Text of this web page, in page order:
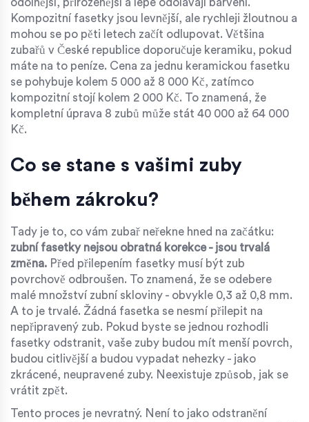
Kompozitní fasetky jsou levnější, ale rychleji žloutnou a
mohou se po pěti letech začít odlupovat. Většina
zubařů v České republice doporučuje keramiku, pokud
máte na to peníze. Cena za jednu keramickou fasetku
se pohybuje kolem 5 000 až 8 000 Kč, zatímco
kompozitní stojí kolem 2 000 Kč. To znamená, že
kompletní úprava 8 zubů může stát 40 000 až 64 000
Kč.
Co se stane s vašimi zuby
během zákroku?
Tady je to, co vám zubař neřekne hned na začátku:
zubní fasetky nejsou obratná korekce - jsou trvalá
změna. Před přilepením fasetky musí být zub
povrchově odbroušen. To znamená, že se odebere
malé množství zubní skloviny - obvykle 0,3 až 0,8 mm.
A to je trvalé. Žádná fasetka se nesmí přilepit na
nepřipravený zub. Pokud byste se jednou rozhodli
fasetky odstranit, vaše zuby budou mít menší povrch,
budou citlivější a budou vypadat nehezky - jako
zkrácené, neupravené zuby. Neexistuje způsob, jak se
vrátit zpět.
Tento proces je nevratný. Není to jako odstranění